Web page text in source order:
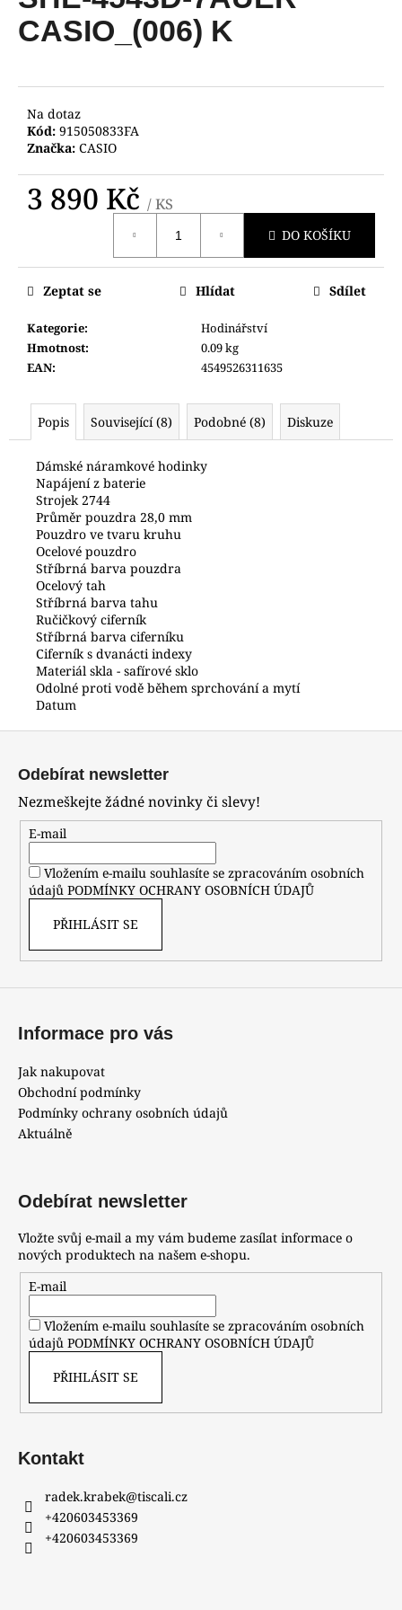
0,0
z
CASIO_(006) K
Na dotaz
Kód: 915050833FA
Značka: CASIO
3 890 Kč / KS
DO KOŠÍKU
Kategorie:
Hodinářství
Hmotnost:
0.09 kg
EAN: 4549526311635
Zeptat se Hlídat Sdílet
Popis Související (8) Podobné (8) Diskuze
Dámské náramkové hodinky
Napájení z baterie
Strojek 2744
Průměr pouzdra 28,0 mm
Pouzdro ve tvaru kruhu
Ocelové pouzdro
Stříbrná barva pouzdra
Ocelový tah
Stříbrná barva tahu
Ručičkový ciferník
Stříbrná barva ciferníku
Ciferník s dvanácti indexy
Materiál skla - safírové sklo
Odolné proti vodě během sprchování a mytí
Datum
a
j
t
?
HLEDAT
D
p
o
j
HODINKY
ORIENT
FKU00002D0
700
Kč
Odebírat newsletter
Nezmeškejte žádné novinky či slevy!
E-mail
Vložením e-mailu souhlasíte se zpracováním osobních
údajů PODMÍNKY OCHRANY OSOBNÍCH ÚDAJŮ
PŘIHLÁSIT SE
Informace pro vás
Jak nakupovat
Obchodní podmínky
Podmínky ochrany osobních údajů
Aktuálně
Odebírat newsletter
Vložte svůj e-mail a my vám budeme zasílat informace o
nových produktech na našem e-shopu.
E-mail
Vložením e-mailu souhlasíte se zpracováním osobních
údajů PODMÍNKY OCHRANY OSOBNÍCH ÚDAJŮ
PŘIHLÁSIT SE
Kontakt
radek.krabek@tiscali.cz
+420603453369
+420603453369